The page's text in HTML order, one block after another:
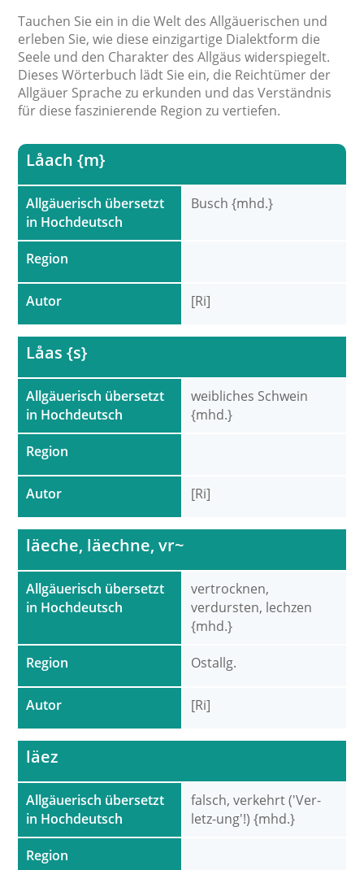
Tauchen Sie ein in die Welt des Allgäuerischen und
erleben Sie, wie diese einzigartige Dialektform die
Seele und den Charakter des Allgäus widerspiegelt.
Dieses Wörterbuch lädt Sie ein, die Reichtümer der
Allgäuer Sprache zu erkunden und das Verständnis
für diese faszinierende Region zu vertiefen.
Allgäuerisch übersetzt
in Hochdeutsch
Region
Autor
Låach {m}
Busch {mhd.}
[Ri]
Allgäuerisch übersetzt
in Hochdeutsch
Region
Autor
Låas {s}
weibliches Schwein
{mhd.}
[Ri]
Allgäuerisch übersetzt
in Hochdeutsch
Region
Autor
läeche, läechne, vr~
vertrocknen,
verdursten, lechzen
{mhd.}
Ostallg.
[Ri]
Allgäuerisch übersetzt
in Hochdeutsch
Region
läez
falsch, verkehrt ('Ver-
letz-ung'!) {mhd.}